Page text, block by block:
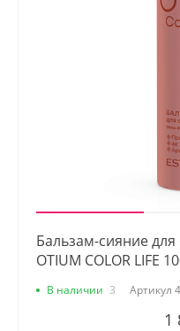
Бальзам-сияние
OTIUM COLOR LIFE
В наличии 3 Артикул
1